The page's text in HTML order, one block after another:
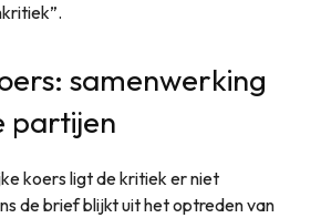
samenwerking
partijen
koers ligt de kritiek er niet
de brief blijkt uit het optreden van